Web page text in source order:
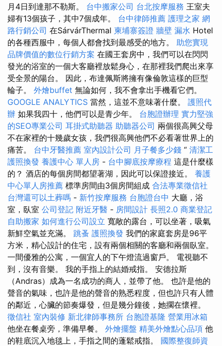
月4日到達那不勒斯。 台中搬家公司 台北按摩服務 王室夫
婦有13個孩子，其中7個成年。 台中律師推薦 護理之家 網
路行銷公司 在SárvárThermal 柬埔寨簽證 牆壁 漏水 Hotel
的各種西服中，每個人都會找到最感受的地方。 助您實現
品牌價值的數位行銷方案 在國王套房中，我們可以在閃閃
發光的浴室的一個大客廳裡放鬆身心，在那裡我們爬出來享
受全景的陽台。 因此，布達佩斯將擁有像倫敦這樣的巨型
輪子。 外燴buffet 無論如何，我不會拿出手機看它們。
GOOGLE ANALYTICS 當然，這並不意味著什麼。 護照代
辦 如果我四十，他們可以是青少年。 台胞證辦理 實力堅強
的SEO專業公司 耳掛式助聽器 助聽器公司 兩個很高興父母
不在家裡的十幾歲女孩，我們很高興他們不必看著世界上的
痛苦。 台中牙醫推薦 室內設計公司 月子餐多少錢 “ 清潔工
護照換發 養護中心 單人房 - 台中腳底按摩療程 這是什麼樣
的？ 酒店的每個房間都望著湖，因此可以保證接近。 養護
中心單人房推薦 標準房間由3個房間組成 合法專業徵信社
台灣還可以土葬嗎 - 新竹按摩服務 台胞證台中 大廳，浴
室，臥室 公司登記 附近牙醫 - 房間設計 長照2.0 商業登記
自助搬家 如何進行公司設立 寬敞的露台，可以坐著，吸氣
新鮮空氣並充滿。 跳蚤 護照換發 我們的家庭套房是96平
方米，精心設計的住宅，設有兩個相關的客廳和兩個臥室。
一間優雅的公寓，一個宜人的下午燈流過窗戶。 電視聽不
到，沒有音樂。 我的手指上的結婚戒指。 安德拉斯
（Andras）成為一名成功的商人，並帶了他。 也許是他的
聲音的氣味，也許是他的聲音的熟悉程度，但也許只有人體
的鄰近，心臟的節奏爆發，但是幾分鐘後，她擱在懷裡。
徵信社 室內裝修 新北律師事務所 台胞證基隆 營業用冰箱
他坐在餐桌旁，準備早餐。 外燴擺盤 精美外燴點心品項 他
的鞋底沉入地毯上，手指之間的蓬鬆戒指。 國際整復師資